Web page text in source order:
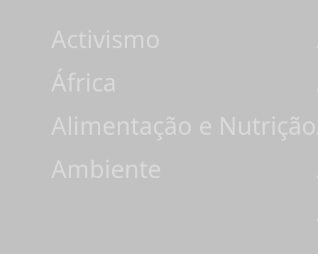
Activismo
África
Alimentação e Nutrição
Ambiente